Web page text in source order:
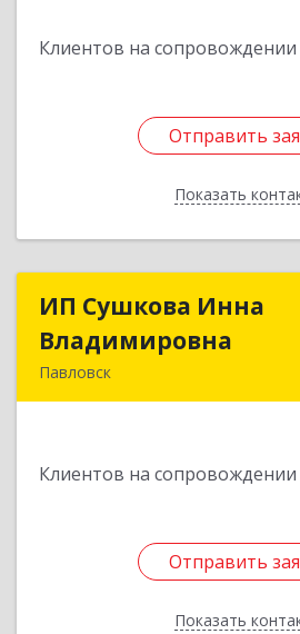
Клиентов на сопровождении
Отправить
Показать
Отправить
Назад
ИП Сушкова Инна
Владимировна
Павловск
Клиентов на сопровождении
Отправить
Показать
ИП
Отправить
Назад